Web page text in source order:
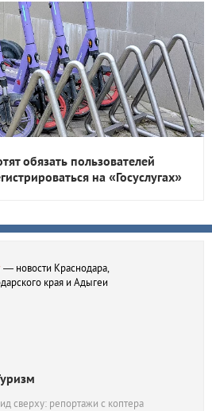
обязать пользователей
на «Госуслугах»
— новости Краснодара,
края и Адыгеи
сверху: репортажи с коптера